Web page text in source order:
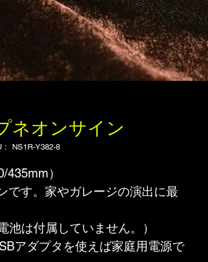
ネオンサイン
NS1R-Y382-8
）
です。家やガレージの演出に最
は付属していません。）
アダプタを使えば家庭用電源で